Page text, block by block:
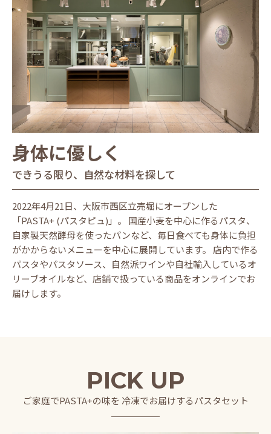
身体に優しく
できうる限り、自然な材料を探して
2022年4月21日、大阪市西区立売堀にオープンした
「PASTA+ (パスタピュ)」。 国産小麦を中心に作るパスタ、
自家製天然酵母を使ったパンなど、毎日食べても身体に負担
がかからないメニューを中心に展開しています。 店内で作る
パスタやパスタソース、自然派ワインや自社輸入しているオ
リーブオイルなど、店舗で扱っている商品をオンラインでお
届けします。
PICK UP
ご家庭でPASTA+の味を 冷凍でお届けするパスタセット